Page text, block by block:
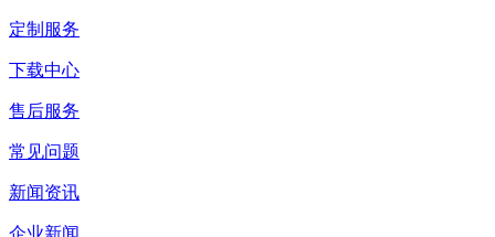
定制服务
下载中心
售后服务
常见问题
新闻资讯